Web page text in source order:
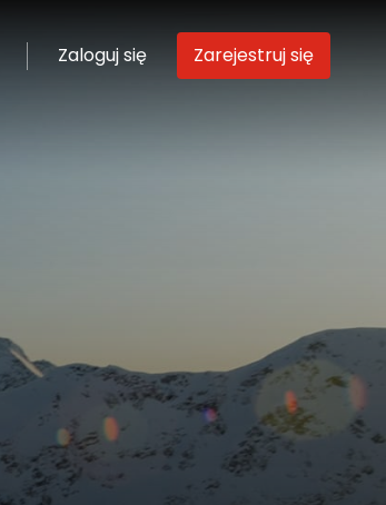
Zaloguj się Zarejestruj się